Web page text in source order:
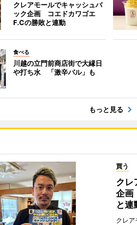
クレアモールでキャッシュバ
ック企画 コエドカワゴエ
F.Cの勝敗と連動
食べる
川越の立門前商店街で大縁日
や打ち水 「激辛バル」も
もっと見る
買う
クレ
企画
と連
クレア